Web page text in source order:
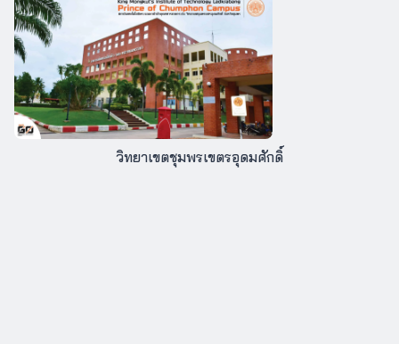
วิทยาเขตชุมพรเขตรอุดมศักดิ์